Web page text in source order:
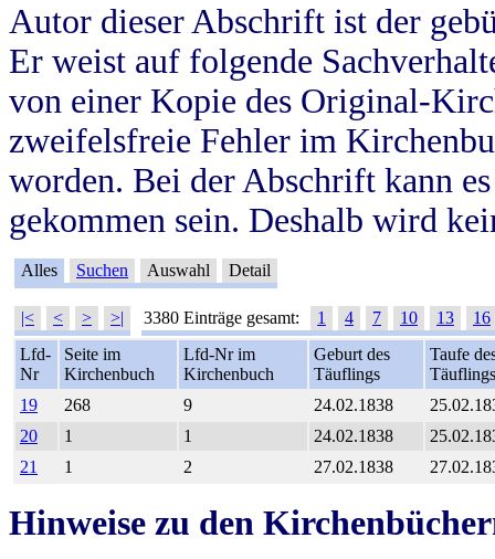
Autor dieser Abschrift ist der
Er weist auf folgende
von einer Kopie des Original-
zweifelsfreie Fehler im
worden. Bei der Abschrift kann
gekommen sein. Deshalb wird
Alles Suchen Auswahl Detail
|< < > >| 3380 Einträge gesamt: 1 4 7 10 13
16
Lfd-
Nr
Seite im
Kirchenbuch
Lfd-Nr im
Kirchenbuch
Geburt des
Täuflings
Taufe
Täuflings
19
268 9 24.02.1838
20
1 1 24.02.1838
21
1 2 27.02.1838
Hinweise zu den